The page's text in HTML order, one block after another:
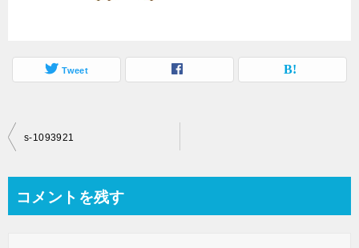
Tweet
投
ビ
s-1093921
コメントを残す